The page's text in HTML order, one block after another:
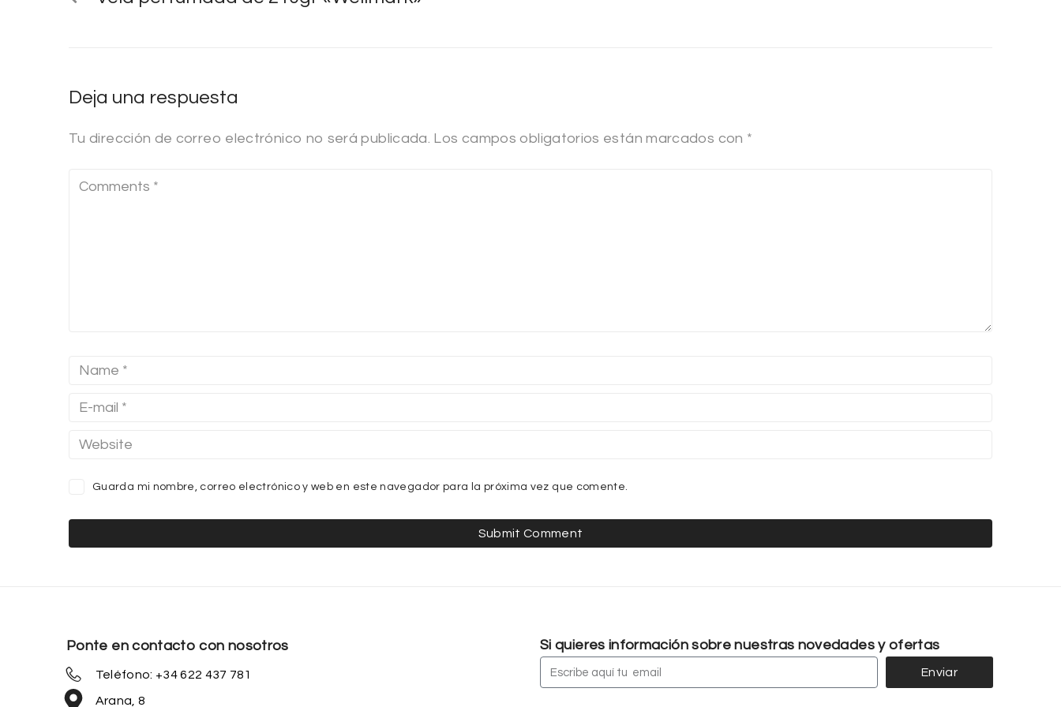
Deja una respuesta
Tu dirección de correo electrónico no será publicada. Los campos obligatorios están marcados con *
Guarda mi nombre, correo electrónico y web en este navegador para la próxima vez que comente.
Ponte en contacto con nosotros
Teléfono: +34 622 437 781
Arana, 8
Si quieres información sobre nuestras novedades y ofertas
Enviar